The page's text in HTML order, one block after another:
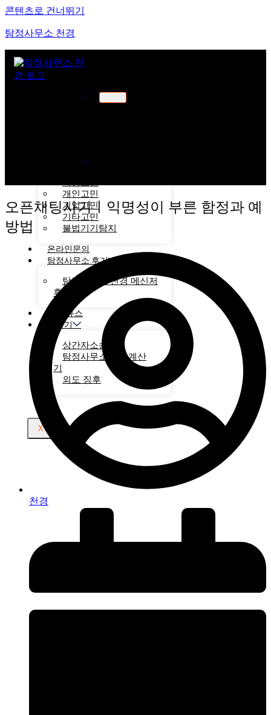
콘텐츠로 건너뛰기
탐정사무소 천경
개인고민
기업고민
기타고민
불법기기탐지
온라인문의
탐정사무소 후기
탐정사무소 천경 메신저
후기
천경 뉴스
계산기
상간자소송
탐정사무소비용 계산
기
외도 징후
X
오픈채팅사기ㅣ익명성이 부른 함정과 예
방법
천경